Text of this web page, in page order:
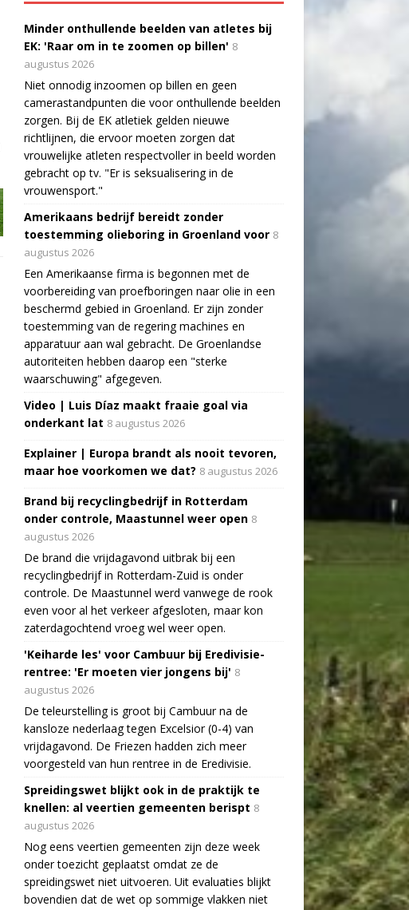
Minder onthullende beelden van atletes bij
EK: 'Raar om in te zoomen op billen' 8
augustus 2026
Niet onnodig inzoomen op billen en geen
camerastandpunten die voor onthullende beelden
zorgen. Bij de EK atletiek gelden nieuwe
richtlijnen, die ervoor moeten zorgen dat
vrouwelijke atleten respectvoller in beeld worden
gebracht op tv. "Er is seksualisering in de
vrouwensport."
Amerikaans bedrijf bereidt zonder
toestemming olieboring in Groenland voor 8
augustus 2026
Een Amerikaanse firma is begonnen met de
voorbereiding van proefboringen naar olie in een
beschermd gebied in Groenland. Er zijn zonder
toestemming van de regering machines en
apparatuur aan wal gebracht. De Groenlandse
autoriteiten hebben daarop een "sterke
waarschuwing" afgegeven.
Video | Luis Díaz maakt fraaie goal via
onderkant lat 8 augustus 2026
Explainer | Europa brandt als nooit tevoren,
maar hoe voorkomen we dat? 8 augustus 2026
Brand bij recyclingbedrijf in Rotterdam
onder controle, Maastunnel weer open 8
augustus 2026
De brand die vrijdagavond uitbrak bij een
recyclingbedrijf in Rotterdam-Zuid is onder
controle. De Maastunnel werd vanwege de rook
even voor al het verkeer afgesloten, maar kon
zaterdagochtend vroeg wel weer open.
'Keiharde les' voor Cambuur bij Eredivisie-
rentree: 'Er moeten vier jongens bij' 8
augustus 2026
De teleurstelling is groot bij Cambuur na de
kansloze nederlaag tegen Excelsior (0-4) van
vrijdagavond. De Friezen hadden zich meer
voorgesteld van hun rentree in de Eredivisie.
Spreidingswet blijkt ook in de praktijk te
knellen: al veertien gemeenten berispt 8
augustus 2026
Nog eens veertien gemeenten zijn deze week
onder toezicht geplaatst omdat ze de
spreidingswet niet uitvoeren. Uit evaluaties blijkt
bovendien dat de wet op sommige vlakken niet